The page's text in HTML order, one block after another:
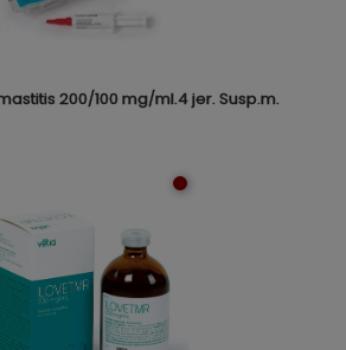
mastitis 200/100 mg/ml.4 jer. Susp.m.